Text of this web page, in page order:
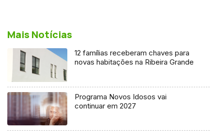
Mais Notícias
12 famílias receberam chaves para
novas habitações na Ribeira Grande
Programa Novos Idosos vai
continuar em 2027